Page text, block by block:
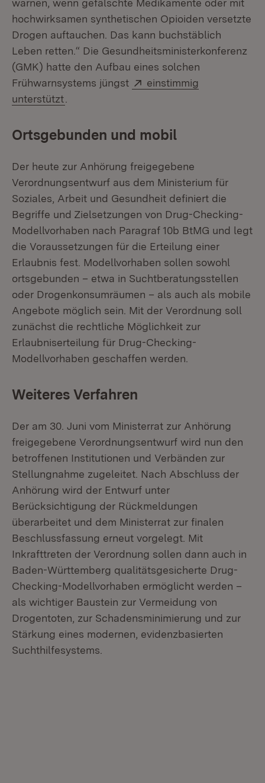
warnen, wenn gefälschte Medikamente oder mit
hochwirksamen synthetischen Opioiden versetzte
Drogen auftauchen. Das kann buchstäblich
Leben retten.“ Die Gesundheitsministerkonferenz
(GMK) hatte den Aufbau eines solchen
Frühwarnsystems jüngst
Extern:
einstimmig
unterstützt
Ortsgebunden und mobil
Der heute zur Anhörung freigegebene
Verordnungsentwurf aus dem Ministerium für
Soziales, Arbeit und Gesundheit definiert die
Begriffe und Zielsetzungen von Drug-Checking-
Modellvorhaben nach Paragraf 10b BtMG und legt
die Voraussetzungen für die Erteilung einer
Erlaubnis fest. Modellvorhaben sollen sowohl
ortsgebunden – etwa in Suchtberatungsstellen
oder Drogenkonsumräumen – als auch als mobile
Angebote möglich sein. Mit der Verordnung soll
zunächst die rechtliche Möglichkeit zur
Erlaubniserteilung für Drug-Checking-
Modellvorhaben geschaffen werden.
Weiteres Verfahren
Der am 30. Juni vom Ministerrat zur Anhörung
freigegebene Verordnungsentwurf wird nun den
betroffenen Institutionen und Verbänden zur
Stellungnahme zugeleitet. Nach Abschluss der
Anhörung wird der Entwurf unter
Berücksichtigung der Rückmeldungen
überarbeitet und dem Ministerrat zur finalen
Beschlussfassung erneut vorgelegt. Mit
Inkrafttreten der Verordnung sollen dann auch in
Baden-Württemberg qualitätsgesicherte Drug-
Checking-Modellvorhaben ermöglicht werden –
als wichtiger Baustein zur Vermeidung von
Drogentoten, zur Schadensminimierung und zur
Stärkung eines modernen, evidenzbasierten
Suchthilfesystems.